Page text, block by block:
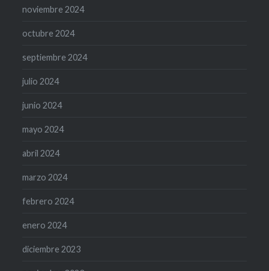
noviembre 2024
octubre 2024
septiembre 2024
julio 2024
junio 2024
mayo 2024
abril 2024
marzo 2024
febrero 2024
enero 2024
diciembre 2023